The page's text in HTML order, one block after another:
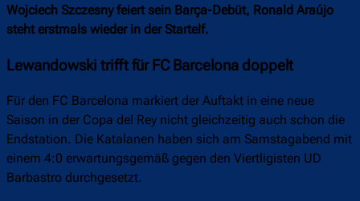
Wojciech Szczesny feiert sein Barça-Debüt, Ronald Araújo
steht erstmals wieder in der Startelf.
Lewandowski trifft für FC Barcelona doppelt
Für den FC Barcelona markiert der Auftakt in eine neue
Saison in der Copa del Rey nicht gleichzeitig auch schon die
Endstation. Die Katalanen haben sich am Samstagabend mit
einem 4:0 erwartungsgemäß gegen den Viertligisten UD
Barbastro durchgesetzt.